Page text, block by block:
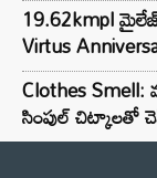
19.62kmpl
Virtus
Clothes Smell:
సింపుల్ చిట్కాలతో